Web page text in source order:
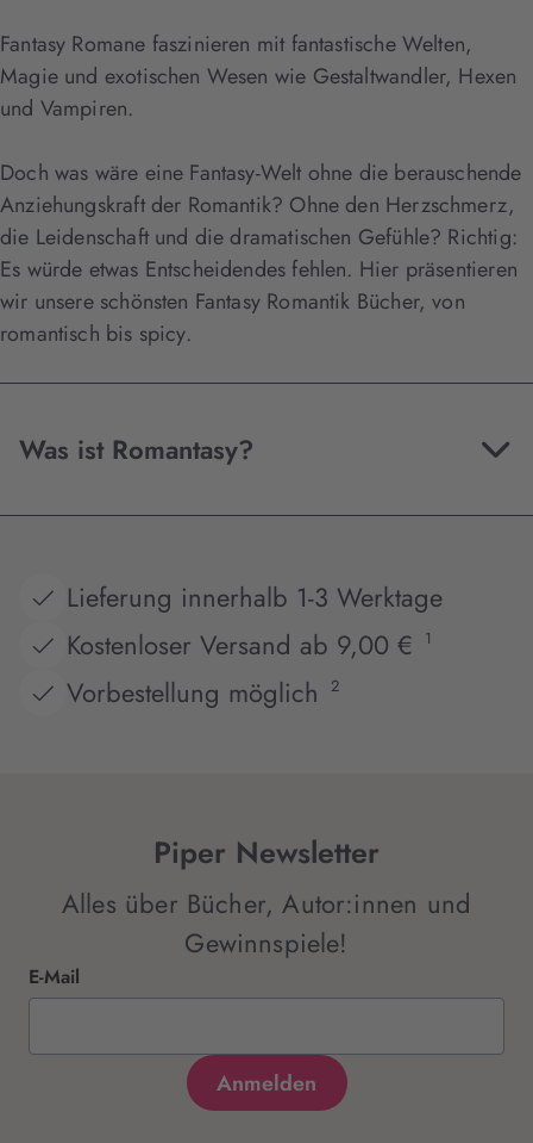
Fantasy Romane faszinieren mit fantastische Welten,
Magie und exotischen Wesen wie Gestaltwandler, Hexen
und Vampiren.
Doch was wäre eine Fantasy-Welt ohne die berauschende
Anziehungskraft der Romantik? Ohne den Herzschmerz,
die Leidenschaft und die dramatischen Gefühle? Richtig:
Es würde etwas Entscheidendes fehlen. Hier präsentieren
wir unsere schönsten Fantasy Romantik Bücher, von
romantisch bis spicy.
Was ist Romantasy?
Lieferung innerhalb 1-3 Werktage
Kostenloser Versand ab 9,00 €
1
Vorbestellung möglich 2
Piper Newsletter
Alles über Bücher, Autor:innen und
Gewinnspiele!
E-Mail